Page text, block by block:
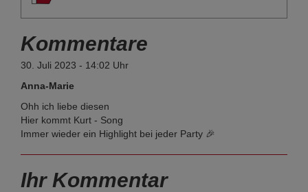
Kommentare
30. Juli 2023 - 14:02 Uhr
Anna-Marie
Ohh ich liebe diesen
Hier kommt Kurt - Song
Immer wieder ein Highlight bei jeder Party 🎉
Ihr Kommentar